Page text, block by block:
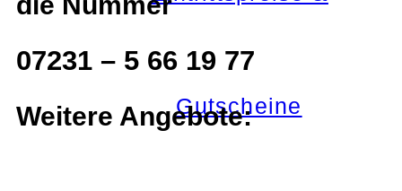
Gutscheine
07231 – 5 66 19 77
Weitere Angebote: